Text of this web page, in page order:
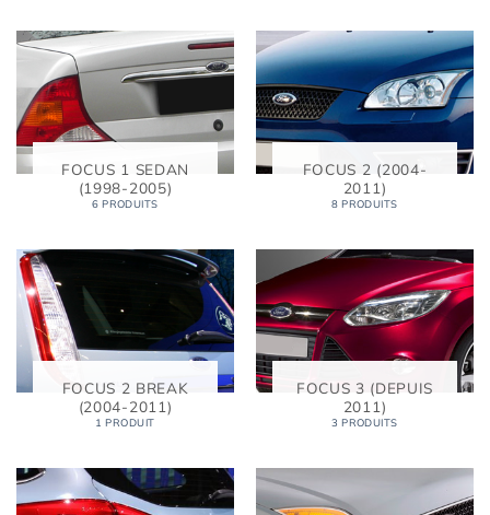
FOCUS 1 SEDAN
(1998-2005)
6 PRODUITS
FOCUS 2 (2004-
2011)
8 PRODUITS
FOCUS 2 BREAK
(2004-2011)
1 PRODUIT
FOCUS 3 (DEPUIS
2011)
3 PRODUITS